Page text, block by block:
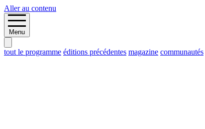
Aller au contenu
Menu
tout le programme éditions précédentes magazine communautés